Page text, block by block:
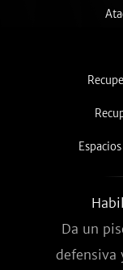
Da un
defensiva